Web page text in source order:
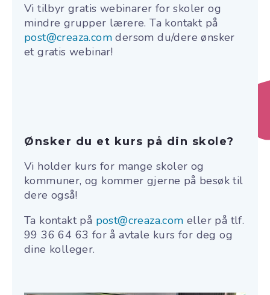
Vi tilbyr gratis webinarer for skoler og
mindre grupper lærere. Ta kontakt på
post@creaza.com dersom du/dere ønsker
et gratis webinar!
Ønsker du et kurs på din skole?
Vi holder kurs for mange skoler og
kommuner, og kommer gjerne på besøk til
dere også!
Ta kontakt på post@creaza.comeller på tlf.
99 36 64 63 for å avtale kurs for deg og
dine kolleger.